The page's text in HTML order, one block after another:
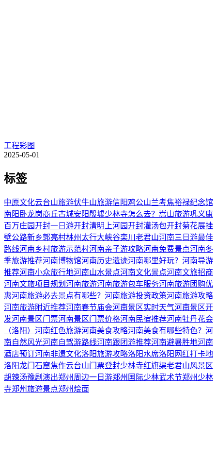
工程彩图
2025-05-01
标签
中原文化云台山旅游伏牛山旅游信阳鸡公山兰考焦裕禄纪念馆
南阳卧龙岗商丘古城安阳殷墟少林寺怎么去？ 嵩山旅游巩义康
百万庄园开封一日游开封清明上河园开封灌汤包开封菊花展挂
壁公路新乡郭亮村林州太行大峡谷栾川老君山河南三日游最佳
路线河南乡村旅游示范村河南亲子游攻略河南免费景点河南冬
季旅游推荐河南博物馆河南历史遗迹河南哪里好玩？ 河南导游
推荐河南小众旅行地河南山水景点河南文化景点河南文旅招商
河南文旅项目规划 河南旅游河南旅游包车服务河南旅游团购优
惠河南旅游必去景点有哪些？ 河南旅游投资政策河南旅游攻略
河南旅游附近推荐河南春节庙会河南景区实时天气河南景区开
发河南景区门票河南景区门票价格河南民宿推荐河南牡丹花会
（洛阳） 河南红色旅游河南美食攻略河南美食有哪些特色？ 河
南自然风光河南自驾游路线河南跟团游推荐河南避暑胜地河南
酒店预订河南非遗文化洛阳旅游攻略洛阳水席洛阳网红打卡地
洛阳龙门石窟焦作云台山门票登封少林寺红旗渠老君山风景区
胡辣汤豫剧演出郑州周边一日游郑州国际少林武术节郑州少林
寺郑州旅游景点郑州烩面